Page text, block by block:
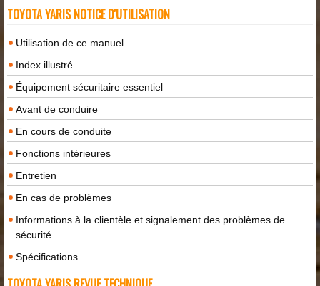
TOYOTA YARIS NOTICE D'UTILISATION
Utilisation de ce manuel
Index illustré
Équipement sécuritaire essentiel
Avant de conduire
En cours de conduite
Fonctions intérieures
Entretien
En cas de problèmes
Informations à la clientèle et signalement des problèmes de
sécurité
Spécifications